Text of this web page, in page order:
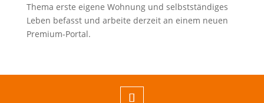
Thema erste eigene Wohnung und selbstständiges
Leben befasst und arbeite derzeit an einem neuen
Premium-Portal.